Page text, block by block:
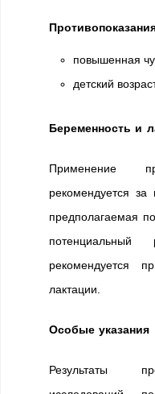
повышенная
детский
Беременность и
Применение
рекомендуется за
предполагаемая
рекомендуется
лактации.
Особые указания
Результаты